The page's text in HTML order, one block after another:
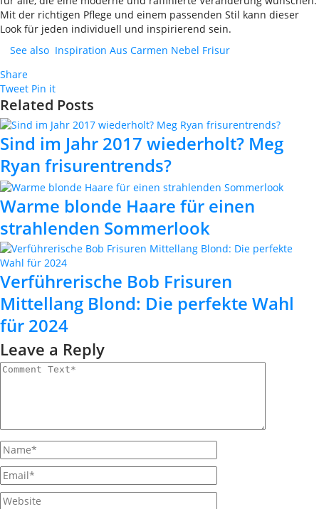
Mit der richtigen Pflege und einem passenden Stil kann dieser
Look für jeden individuell und inspirierend sein.
See also Inspiration Aus Carmen Nebel Frisur
Share
Tweet Pin it
Related Posts
Sind im Jahr 2017 wiederholt? Meg
Ryan frisurentrends?
Warme blonde Haare für einen
strahlenden Sommerlook
Verführerische Bob Frisuren
Mittellang Blond: Die perfekte Wahl
für 2024
Leave a Reply